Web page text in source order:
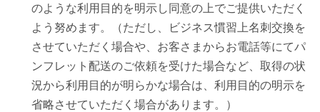
のような利用目的を明示し同意の上でご提供いただく
よう努めます。（ただし、ビジネス慣習上名刺交換を
させていただく場合や、お客さまからお電話等にてパ
ンフレット配送のご依頼を受けた場合など、取得の状
況から利用目的が明らかな場合は、利用目的の明示を
省略させていただく場合があります。）